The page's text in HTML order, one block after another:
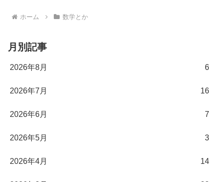
ホーム 数学とか
月別記事
2026年8月 6
2026年7月 16
2026年6月 7
2026年5月 3
2026年4月 14